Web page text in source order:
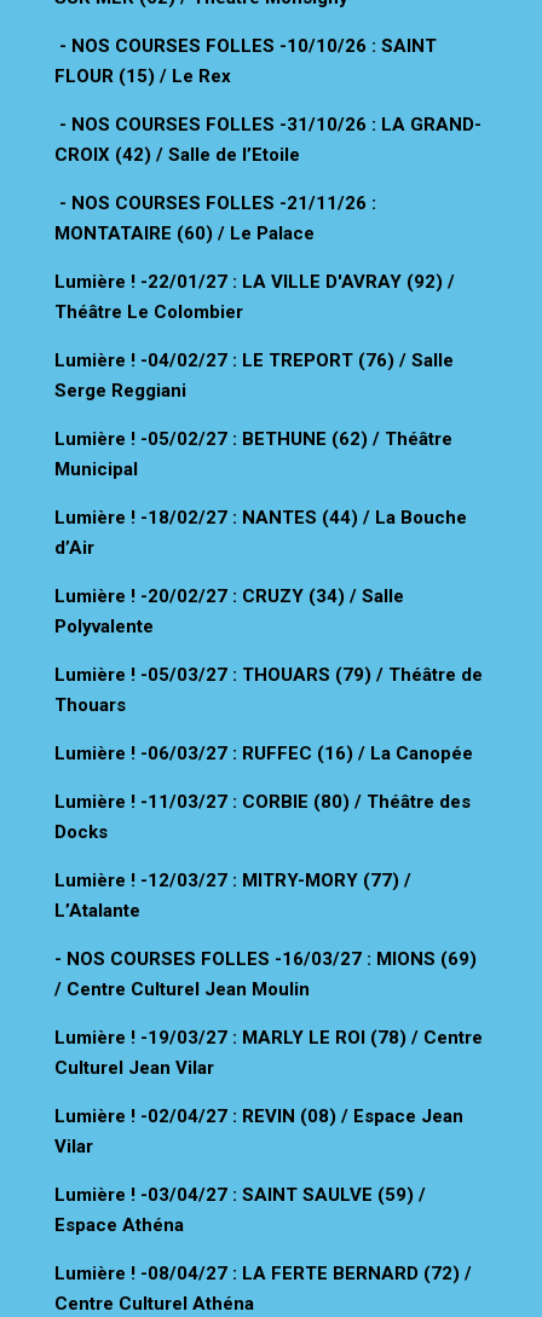
- NOS COURSES FOLLES -10/10/26 : SAINT
FLOUR (15) / Le Rex
- NOS COURSES FOLLES -31/10/26 : LA GRAND-
CROIX (42) / Salle de l’Etoile
- NOS COURSES FOLLES -21/11/26 :
MONTATAIRE (60) / Le Palace
Lumière ! -22/01/27 : LA VILLE D'AVRAY (92) /
Théâtre Le Colombier
Lumière ! -04/02/27 : LE TREPORT (76) / Salle
Serge Reggiani
Lumière ! -05/02/27 : BETHUNE (62) / Théâtre
Municipal
Lumière ! -18/02/27 : NANTES (44) / La Bouche
d’Air
Lumière ! -20/02/27 : CRUZY (34) / Salle
Polyvalente
Lumière ! -05/03/27 : THOUARS (79) / Théâtre de
Thouars
Lumière ! -06/03/27 : RUFFEC (16) / La Canopée
Lumière ! -11/03/27 : CORBIE (80) / Théâtre des
Docks
Lumière ! -12/03/27 : MITRY-MORY (77) /
L’Atalante
- NOS COURSES FOLLES -16/03/27 : MIONS (69)
/ Centre Culturel Jean Moulin
Lumière ! -19/03/27 : MARLY LE ROI (78) / Centre
Culturel Jean Vilar
Lumière ! -02/04/27 : REVIN (08) / Espace Jean
Vilar
Lumière ! -03/04/27 : SAINT SAULVE (59) /
Espace Athéna
Lumière ! -08/04/27 : LA FERTE BERNARD (72) /
Centre Culturel Athéna